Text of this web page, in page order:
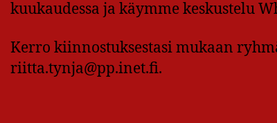
kuukaudessa ja käymme keskustelu
Kerro kiinnostuksestasi mukaan
riitta.tynja@pp.inet.fi.